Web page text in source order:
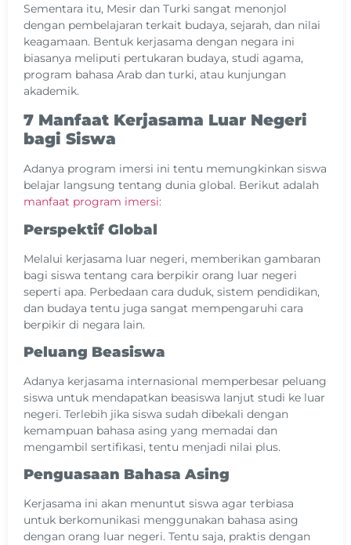
Sementara itu, Mesir dan Turki sangat menonjol
dengan pembelajaran terkait budaya, sejarah, dan nilai
keagamaan. Bentuk kerjasama dengan negara ini
biasanya meliputi pertukaran budaya, studi agama,
program bahasa Arab dan turki, atau kunjungan
akademik.
7 Manfaat Kerjasama Luar Negeri
bagi Siswa
Adanya program imersi ini tentu memungkinkan siswa
belajar langsung tentang dunia global. Berikut adalah
manfaat program imersi:
Perspektif Global
Melalui kerjasama luar negeri, memberikan gambaran
bagi siswa tentang cara berpikir orang luar negeri
seperti apa. Perbedaan cara duduk, sistem pendidikan,
dan budaya tentu juga sangat mempengaruhi cara
berpikir di negara lain.
Peluang Beasiswa
Adanya kerjasama internasional memperbesar peluang
siswa untuk mendapatkan beasiswa lanjut studi ke luar
negeri. Terlebih jika siswa sudah dibekali dengan
kemampuan bahasa asing yang memadai dan
mengambil sertifikasi, tentu menjadi nilai plus.
Penguasaan Bahasa Asing
Kerjasama ini akan menuntut siswa agar terbiasa
untuk berkomunikasi menggunakan bahasa asing
dengan orang luar negeri. Tentu saja, praktis dengan